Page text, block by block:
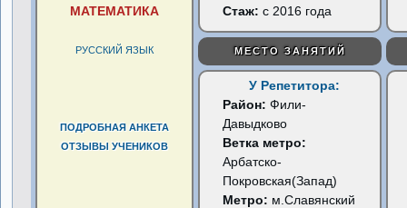
МАТЕМАТИКА
РУССКИЙ ЯЗЫК
ПОДРОБНАЯ АНКЕТА
ОТЗЫВЫ УЧЕНИКОВ
Стаж: с 2016 года
МЕСТО ЗАНЯТИЙ
У Репетитора:
Район:Фили-
Давыдково
Ветка метро:
Арбатско-
Покровская(Запад)
Метро: м.Славянский